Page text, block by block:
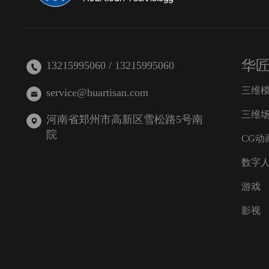
13215995060 / 13215995060
service@huartisan.com
河南省郑州市高新区雪松路5号南
院
华
三维
三维
CG动
数字
游戏
影视